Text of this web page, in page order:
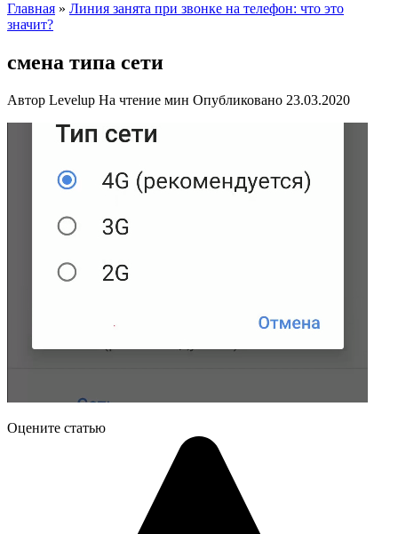
Главная » Линия занята при звонке на телефон: что это
значит?
смена типа сети
Автор Levelup На чтение мин Опубликовано 23.03.2020
Оцените статью